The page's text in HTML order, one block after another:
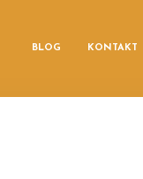
BLOG KONTAKT